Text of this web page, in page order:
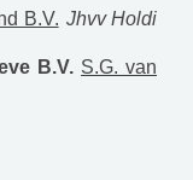
B.V. Jhvv Holdi
B.V. S.G. van